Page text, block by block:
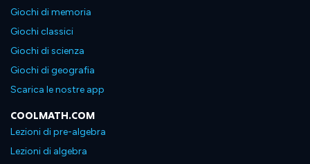
Giochi di memoria
Giochi classici
Giochi di scienza
Giochi di geografia
Scarica le nostre app
COOLMATH.COM
Lezioni di pre-algebra
Lezioni di algebra